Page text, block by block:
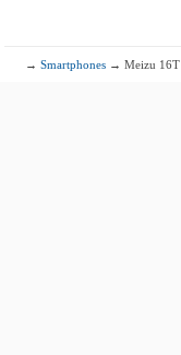
→Smartphones → Meizu 16T